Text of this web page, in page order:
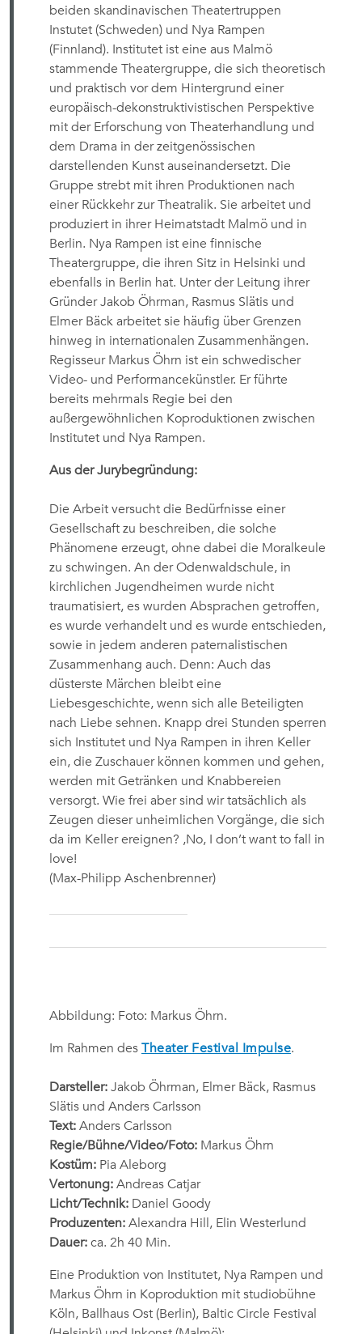
beiden skandinavischen Theatertruppen
Instutet (Schweden) und Nya Rampen
(Finnland). Institutet ist eine aus Malmö
stammende Theatergruppe, die sich theoretisch
und praktisch vor dem Hintergrund einer
europäisch-dekonstruktivistischen Perspektive
mit der Erforschung von Theaterhandlung und
dem Drama in der zeitgenössischen
darstellenden Kunst auseinandersetzt. Die
Gruppe strebt mit ihren Produktionen nach
einer Rückkehr zur Theatralik. Sie arbeitet und
produziert in ihrer Heimatstadt Malmö und in
Berlin. Nya Rampen ist eine finnische
Theatergruppe, die ihren Sitz in Helsinki und
ebenfalls in Berlin hat. Unter der Leitung ihrer
Gründer Jakob Öhrman, Rasmus Slätis und
Elmer Bäck arbeitet sie häufig über Grenzen
hinweg in internationalen Zusammenhängen.
Regisseur Markus Öhrn ist ein schwedischer
Video- und Performancekünstler. Er führte
bereits mehrmals Regie bei den
außergewöhnlichen Koproduktionen zwischen
Institutet und Nya Rampen.
Aus der Jurybegründung:
Die Arbeit versucht die Bedürfnisse einer
Gesellschaft zu beschreiben, die solche
Phänomene erzeugt, ohne dabei die Moralkeule
zu schwingen. An der Odenwaldschule, in
kirchlichen Jugendheimen wurde nicht
traumatisiert, es wurden Absprachen getroffen,
es wurde verhandelt und es wurde entschieden,
sowie in jedem anderen paternalistischen
Zusammenhang auch. Denn: Auch das
düsterste Märchen bleibt eine
Liebesgeschichte, wenn sich alle Beteiligten
nach Liebe sehnen. Knapp drei Stunden sperren
sich Institutet und Nya Rampen in ihren Keller
ein, die Zuschauer können kommen und gehen,
werden mit Getränken und Knabbereien
versorgt. Wie frei aber sind wir tatsächlich als
Zeugen dieser unheimlichen Vorgänge, die sich
da im Keller ereignen? ,No, I don’t want to fall in
love!
(Max-Philipp Aschenbrenner)
Abbildung: Foto: Markus Öhrn.
Im Rahmen des Theater Festival Impulse.
Darsteller: Jakob Öhrman, Elmer Bäck, Rasmus
Slätis und Anders Carlsson
Text: Anders Carlsson
Regie/Bühne/Video/Foto: Markus Öhrn
Kostüm: Pia Aleborg
Vertonung: Andreas Catjar
Licht/Technik: Daniel Goody
Produzenten: Alexandra Hill, Elin Westerlund
Dauer: ca. 2h 40 Min.
Eine Produktion von Institutet, Nya Rampen und
Markus Öhrn in Koproduktion mit studiobühne
Köln, Ballhaus Ost (Berlin), Baltic Circle Festival